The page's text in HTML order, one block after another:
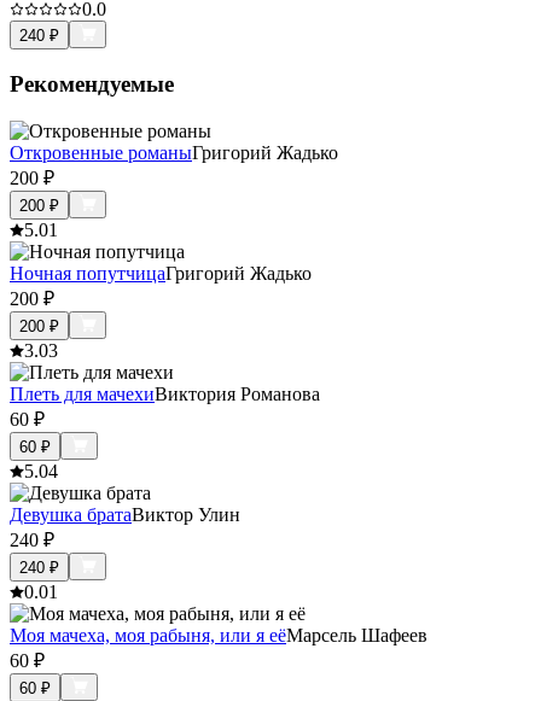
0.0
240 ₽
Рекомендуемые
Откровенные романыГригорий Жадько
200 ₽
200 ₽
5.01
Ночная попутчицаГригорий Жадько
200 ₽
200 ₽
3.03
Плеть для мачехиВиктория Романова
60 ₽
60 ₽
5.04
Девушка братаВиктор Улин
240 ₽
240 ₽
0.01
Моя мачеха, моя рабыня, или я еёМарсель Шафеев
60 ₽
60 ₽